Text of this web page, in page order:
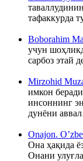
тафаккурда
Boborahim
учун
сарбоз этай
Mirzohid
имкон
инсоннинг
дунёни
Onajon.
Она ҳақида
Онани